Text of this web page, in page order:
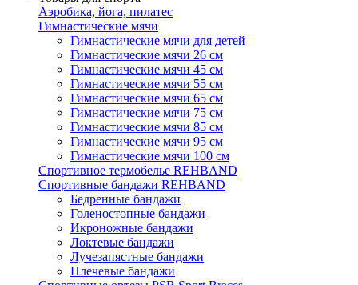
Аэробика, йога, пилатес
Гимнастические мячи
Гимнастические мячи для детей
Гимнастические мячи 26 см
Гимнастические мячи 45 см
Гимнастические мячи 55 см
Гимнастические мячи 65 см
Гимнастические мячи 75 см
Гимнастические мячи 85 см
Гимнастические мячи 95 см
Гимнастические мячи 100 см
Спортивное термобелье REHBAND
Спортивные бандажи REHBAND
Бедренные бандажи
Голеностопные бандажи
Икроножные бандажи
Локтевые бандажи
Лучезапястные бандажи
Плечевые бандажи